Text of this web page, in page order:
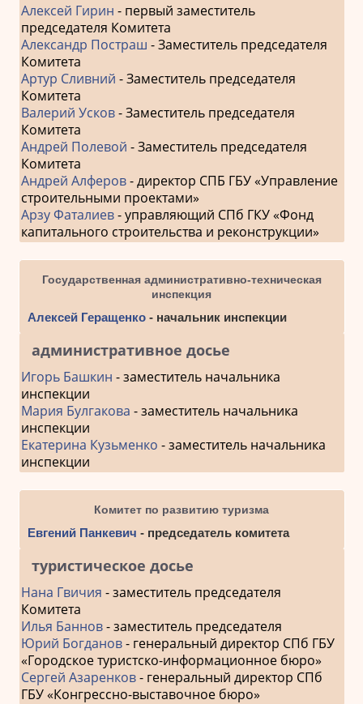
Алексей Гирин - первый заместитель
председателя Комитета
Александр Постраш - Заместитель председателя
Комитета
Артур Сливний - Заместитель председателя
Комитета
Валерий Усков- Заместитель председателя
Комитета
Андрей Полевой - Заместитель председателя
Комитета
Андрей Алферов- директор СПБ ГБУ «Управление
строительными проектами»
Арзу Фаталиев- управляющий СПб ГКУ «Фонд
капитального строительства и реконструкции»
Государственная административно-техническая
инспекция
Алексей Геращенко- начальник инспекции
административное досье
Игорь Башкин - заместитель начальника
инспекции
Мария Булгакова - заместитель начальника
инспекции
Екатерина Кузьменко - заместитель начальника
инспекции
Комитет по развитию туризма
Евгений Панкевич - председатель комитета
туристическое досье
Нана Гвичия - заместитель председателя
Комитета
Илья Баннов- заместитель председателя
Юрий Богданов- генеральный директор СПб ГБУ
«Городское туристско-информационное бюро»
Сергей Азаренков- генеральный директор СПб
ГБУ «Конгрессно-выставочное бюро»